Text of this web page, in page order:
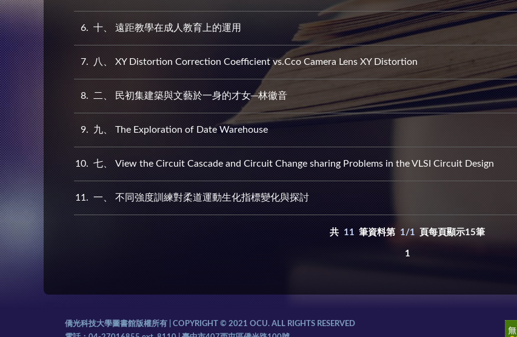
6 十、 遠距教學在成人教育上的運用
7 八、 XY Distortion Correction Coefficient vs.Cco Camera Lens XY Distortion
8 二、 民初集建築與文藝於一身的才女─林徽音
9 九、 The Exploration of Date Warehouse
10 七、 View the Circuit Cascade and Circuit Change sharing Problems in the VLSI Circuit Design
11 一、 不同強度訓練對柔道運動生化指標變化與探討
共 11 筆資料第 1/1 頁每頁顯示15筆
1
僑光科技大學圖書館版權所有 | COPYRIGHT © 2021 OCU. ALL RIGHTS RESERVED